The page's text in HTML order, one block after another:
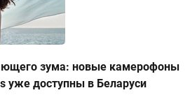
зума: новые камерофоны
уже доступны в Беларуси